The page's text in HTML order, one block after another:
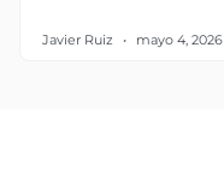
Javier Ruiz mayo 4, 2026